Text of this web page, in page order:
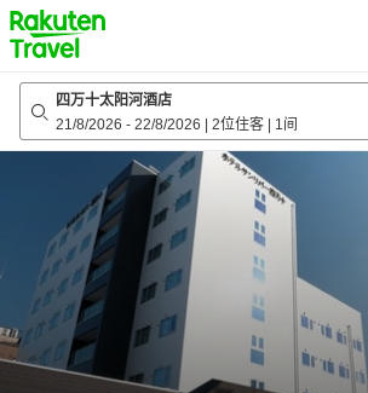
to
top
page
四万十太阳河酒店
21/8/2026 - 22/8/2026 2位住客 1间